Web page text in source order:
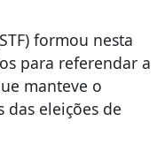
formou nesta
para referendar a
manteve o
eleições de